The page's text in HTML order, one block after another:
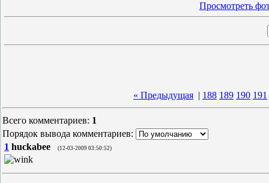
Просмотреть
« Предыдущая | 188 189 190 191
Всего комментариев: 1
Порядок вывода комментариев:
1 huckabee (12-03-2009 03:50:52)